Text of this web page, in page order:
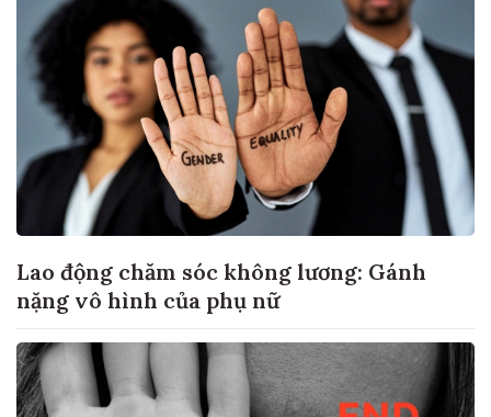
Lao động chăm sóc không lương: Gánh
nặng vô hình của phụ nữ